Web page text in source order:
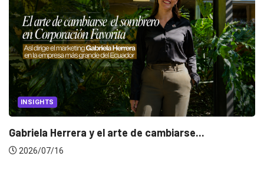
INSIGHTS
Gabriela Herrera y el arte de cambiarse...
2026/07/16